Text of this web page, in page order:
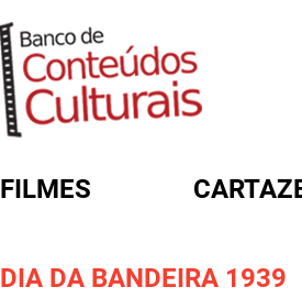
FILMES
DIA DA BANDEIRA 1939